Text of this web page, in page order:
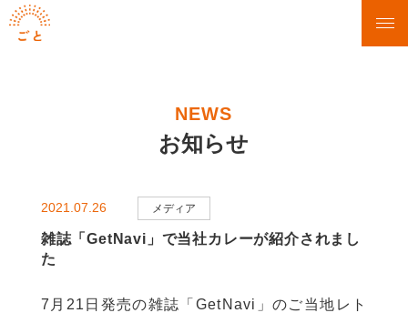
NEWS
お知らせ
2021.07.26 メディア
雑誌「GetNavi」で当社カレーが紹介されまし
た
7月21日発売の雑誌「GetNavi」のご当地レト